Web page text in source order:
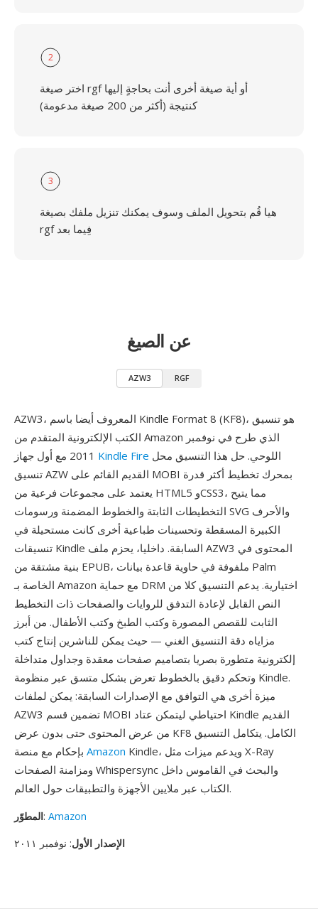
2
اختر صيغة rgf أو أية صيغة أخرى أنت بحاجةٍ إليها
كنتيجة (أكثر من 200 صيغة مدعومة)
3
هيا قُم بتحويل الملف وسوف يمكنك تنزيل ملفك بصيغة
rgf فِيما بعد
عن الصيغ
AZW3 RGF
AZW3، المعروف أيضا باسم Kindle Format 8 (KF8)، هو تنسيق
الكتب الإلكترونية المتقدم من Amazon الذي طرح في نوفمبر
Kindle Fire
تنسيق AZW القديم القائم على MOBI بمحرك تخطيط أكثر قدرة
يعتمد على مجموعات فرعية من HTML5 وCSS3، مما يتيح
التخطيطات الثابتة والخطوط المضمنة ورسومات SVG والأحرف
الكبيرة المسقطة وتحسينات طباعية أخرى كانت مستحيلة في
تنسيقات Kindle السابقة. داخليا، يحزم ملف AZW3 المحتوى في
بنية مشتقة من EPUB، ملفوفة في حاوية قاعدة بيانات Palm
الخاصة بـ Amazon مع حماية DRM اختيارية. يدعم التنسيق كلا من
النص القابل لإعادة التدفق للروايات والصفحات ذات التخطيط
الثابت للقصص المصورة وكتب الطبخ وكتب الأطفال. من أبرز
مزاياه دقة التنسيق الغني — حيث يمكن للناشرين إنتاج كتب
إلكترونية متطورة بصريا بتصاميم صفحات معقدة وجداول متداخلة
وتحكم دقيق بالخطوط تعرض بشكل متسق عبر منظومة Kindle.
ميزة أخرى هي التوافق مع الإصدارات السابقة: يمكن لملفات
AZW3 تضمين قسم MOBI احتياطي ليتمكن عتاد Kindle القديم
من عرض المحتوى حتى بدون عرض KF8 الكامل. يتكامل التنسيق
Amazon Kindle، ويدعم ميزات مثل X-Ray
ومزامنة الصفحات Whispersync والبحث في القاموس داخل
الكتاب عبر ملايين الأجهزة والتطبيقات حول العالم.
المطوّر: Amazon
الإصدار الأول: نوفمبر ٢٠١١